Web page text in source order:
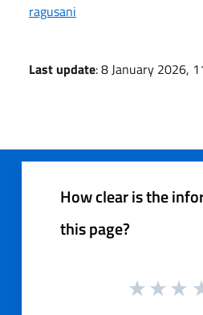
ragusani
Last update: 8 January 2026,
How clear is the
this page?